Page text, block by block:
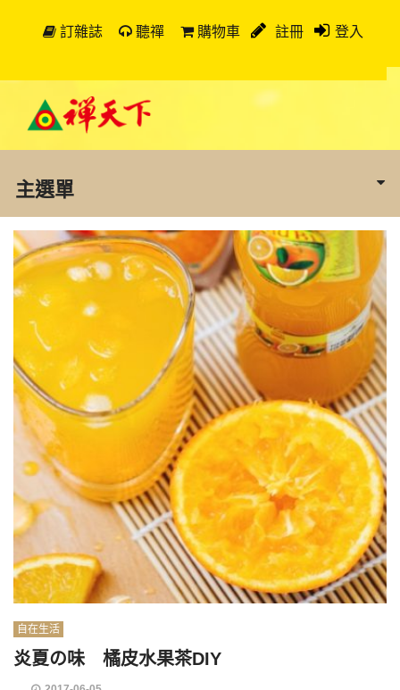
訂雜誌 聽禪 購物車 註冊 登入
主選單
自在生活
炎夏の味 橘皮水果茶DIY